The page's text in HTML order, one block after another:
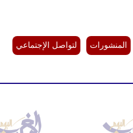
المنشورات لتواصل الإجتماعي